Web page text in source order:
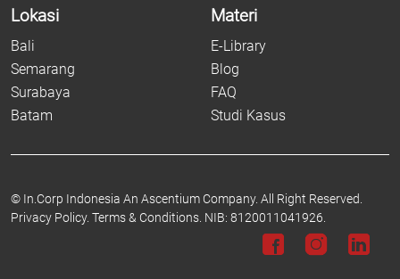
Lokasi
Bali
Semarang
Surabaya
Batam
Materi
E-Library
Blog
FAQ
Studi Kasus
© In.Corp Indonesia An Ascentium Company. All Right Reserved.
Privacy Policy. Terms & Conditions. NIB: 8120011041926.